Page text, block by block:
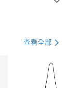
21家銀行
查看全部